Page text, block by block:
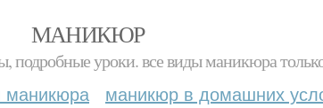
МАНИКЮР
подробные уроки. все виды маникюра
маникюра маникюр в домашних